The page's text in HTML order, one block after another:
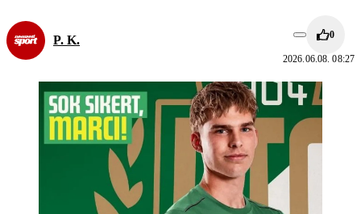
P. K. 0
2026.06.08. 08:27